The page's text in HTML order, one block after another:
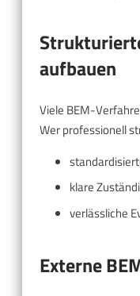
aufbauen
Viele BEM-
Wer professionell
klare
verlässliche
Externe